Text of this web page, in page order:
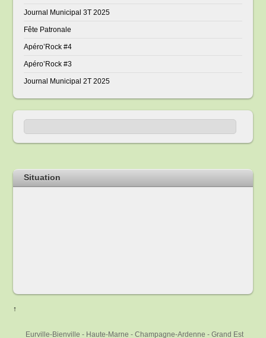
Journal Municipal 3T 2025
Fête Patronale
Apéro’Rock #4
Apéro’Rock #3
Journal Municipal 2T 2025
Situation
↑
Eurville-Bienville - Haute-Marne - Champagne-Ardenne - Grand Est